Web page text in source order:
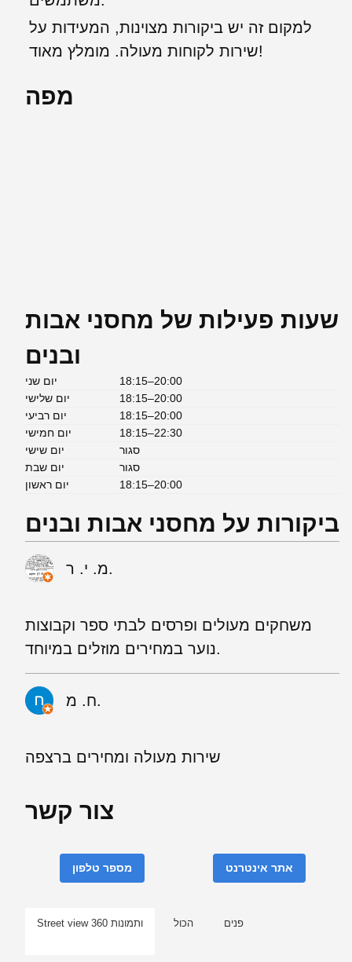
למקום זה יש ביקורות מצוינות, המעידות על
שירות לקוחות מעולה. מומלץ מאוד!
מפה
שעות פעילות של מחסני אבות
ובנים
יום שני
18:15–20:00
יום שלישי
18:15–20:00
יום רביעי
18:15–20:00
יום חמישי
18:15–22:30
יום שישי
סגור
יום שבת
סגור
יום ראשון
18:15–20:00
ביקורות על מחסני אבות ובנים
מ. י. ר.
משחקים מעולים ופרסים לבתי ספר וקבוצות
נוער במחירים מוזלים במיוחד.
ח. מ.
שירות מעולה ומחירים ברצפה
צור קשר
מספר טלפון אתר אינטרנט
Street view ותמונות 360 הכול פנים